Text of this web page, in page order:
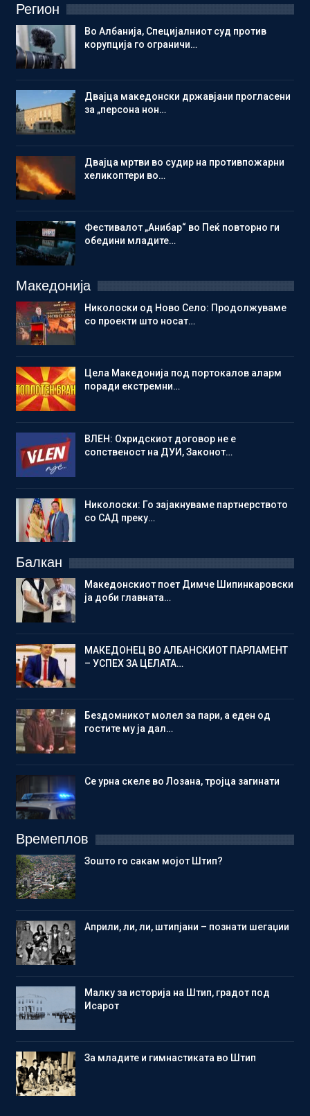
Регион
Во Албанија, Специјалниот суд против
корупција го ограничи…
Двајца македонски државјани прогласени
за „персона нон…
Двајца мртви во судир на противпожарни
хеликоптери во…
Фестивалот „Анибар“ во Пеќ повторно ги
обедини младите…
Македонија
Николоски од Ново Село: Продолжуваме
со проекти што носат…
Цела Македонија под портокалов аларм
поради екстремни…
ВЛЕН: Охридскиот договор не е
сопственост на ДУИ, Законот…
Николоски: Го зајакнуваме партнерството
со САД преку…
Балкан
Македонскиот поет Димче Шипинкаровски
ја доби главната…
МАКЕДОНЕЦ ВО АЛБАНСКИОТ ПАРЛАМЕНТ
– УСПЕХ ЗА ЦЕЛАТА…
Бездомникот молел за пари, а еден од
гостите му ја дал…
Се урна скеле во Лозана, тројца загинати
Времеплов
Зошто го сакам мојот Штип?
Aприли, ли, ли, штипјани – познати шегаџии
Малку за историја на Штип, градот под
Исарот
Зa младите и гимнастиката во Штип